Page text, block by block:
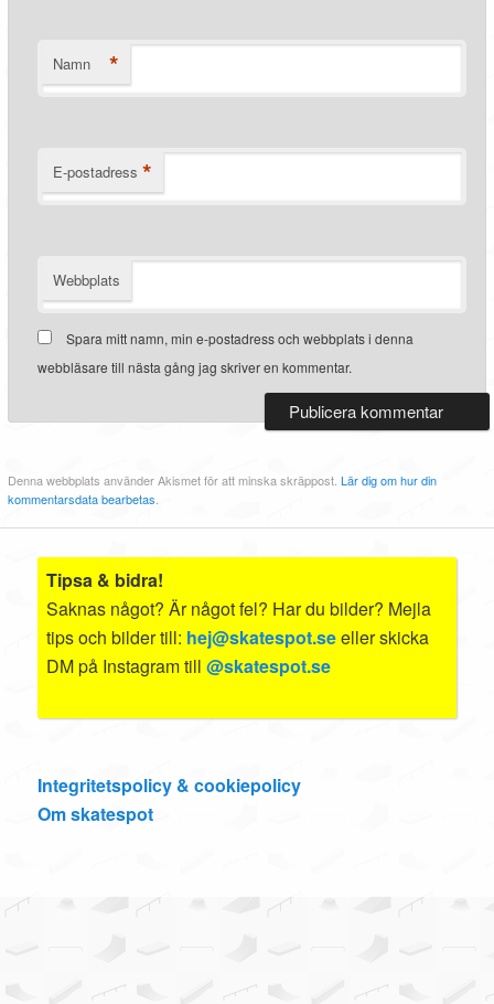
Namn *
E-postadress *
Webbplats
Spara mitt namn, min e-postadress och webbplats i denna
webbläsare till nästa gång jag skriver en kommentar.
Denna webbplats använder Akismet för att minska skräppost.Lär dig om hur din
kommentarsdata bearbetas
Tipsa & bidra!
Saknas något? Är något fel? Har du bilder? Mejla
tips och bilder till: hej@skatespot.seeller skicka
DM på Instagram till@skatespot.se
Integritetspolicy & cookiepolicy
Om skatespot